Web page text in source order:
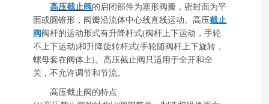
高压截止阀 的启闭部件为塞形阀瓣，密封面为平
面或圆锥形，阀瓣沿流体中心线直线运动。高压截止
阀 阀杆的运动形式有升降杆式(阀杆上下运动，手轮
不上下运动)和升降旋转杆式(手轮随阀杆上下旋转，
螺母套在阀体上)。高压截止阀只适用于全开和全
关，不允许调节和节流。
高压截止阀的特点